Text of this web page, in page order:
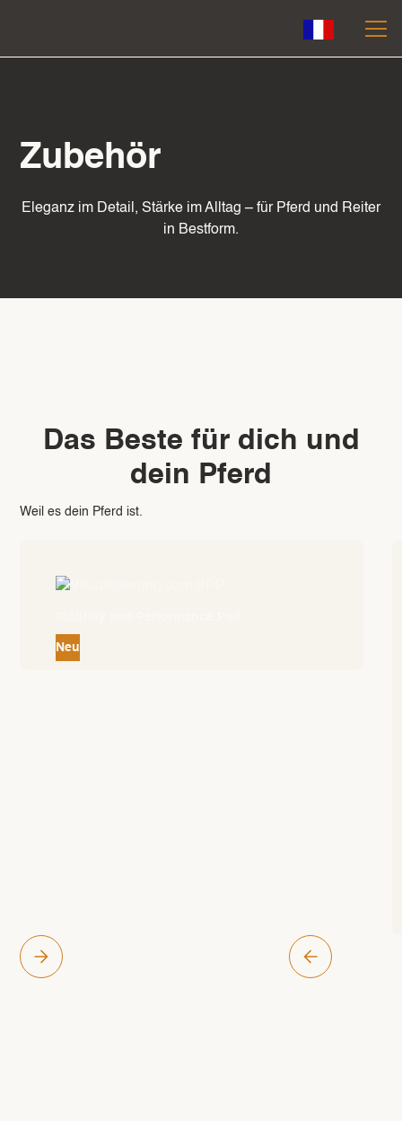
Zubehör
Eleganz im Detail, Stärke im Alltag – für Pferd und Reiter
in Bestform.
Das Beste für dich und
dein Pferd
Weil es dein Pferd ist.
Neu